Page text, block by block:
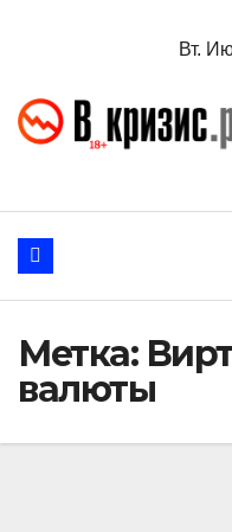
Вт.
Метка:
валюты